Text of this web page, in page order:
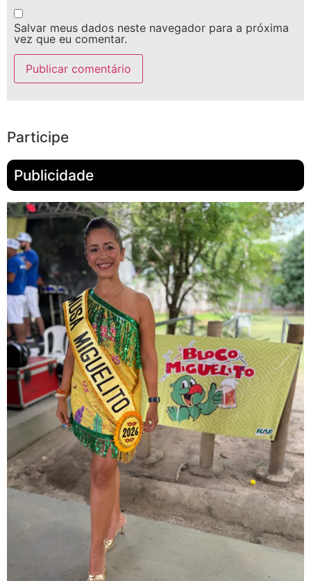
Salvar meus dados neste navegador para a próxima
vez que eu comentar.
Participe
Publicidade